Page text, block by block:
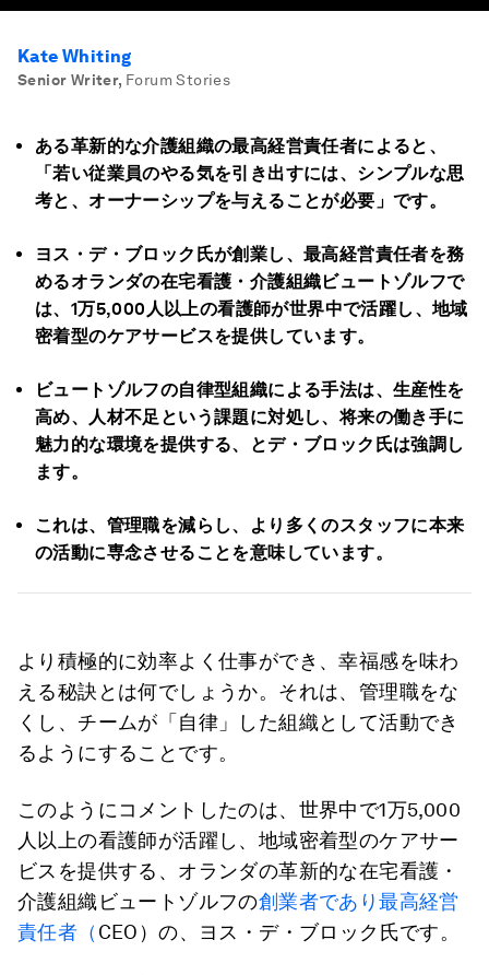
Kate Whiting
Senior Writer, Forum Stories
ある革新的な介護組織の最高経営責任者によると、
「若い従業員のやる気を引き出すには、シンプルな思
考と、オーナーシップを与えることが必要」です。
ヨス・デ・ブロック氏が創業し、最高経営責任者を務
めるオランダの在宅看護・介護組織ビュートゾルフで
は、1万5,000人以上の看護師が世界中で活躍し、地域
密着型のケアサービスを提供しています。
ビュートゾルフの自律型組織による手法は、生産性を
高め、人材不足という課題に対処し、将来の働き手に
魅力的な環境を提供する、とデ・ブロック氏は強調し
ます。
これは、管理職を減らし、より多くのスタッフに本来
の活動に専念させることを意味しています。
より積極的に効率よく仕事ができ、幸福感を味わ
える秘訣とは何でしょうか。それは、管理職をな
くし、チームが「自律」した組織として活動でき
るようにすることです。
このようにコメントしたのは、世界中で1万5,000
人以上の看護師が活躍し、地域密着型のケアサー
ビスを提供する、オランダの革新的な在宅看護・
介護組織ビュートゾルフの創業者であり最高経営
責任者（ CEO）の、ヨス・デ・ブロック氏です。